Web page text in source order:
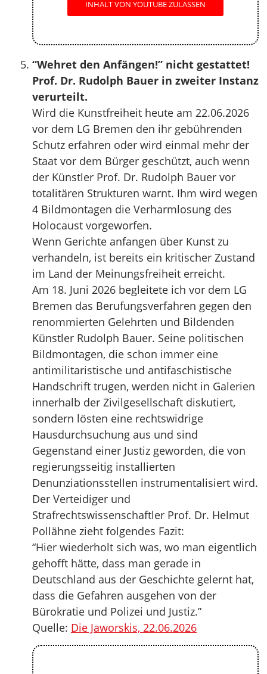
INHALT VON YOUTUBE ZULASSEN
“Wehret den Anfängen!” nicht gestattet!
Prof. Dr. Rudolph Bauer in zweiter Instanz
verurteilt.
Wird die Kunstfreiheit heute am 22.06.2026
vor dem LG Bremen den ihr gebührenden
Schutz erfahren oder wird einmal mehr der
Staat vor dem Bürger geschützt, auch wenn
der Künstler Prof. Dr. Rudolph Bauer vor
totalitären Strukturen warnt. Ihm wird wegen
4 Bildmontagen die Verharmlosung des
Holocaust vorgeworfen.
Wenn Gerichte anfangen über Kunst zu
verhandeln, ist bereits ein kritischer Zustand
im Land der Meinungsfreiheit erreicht.
Am 18. Juni 2026 begleitete ich vor dem LG
Bremen das Berufungsverfahren gegen den
renommierten Gelehrten und Bildenden
Künstler Rudolph Bauer. Seine politischen
Bildmontagen, die schon immer eine
antimilitaristische und antifaschistische
Handschrift trugen, werden nicht in Galerien
innerhalb der Zivilgesellschaft diskutiert,
sondern lösten eine rechtswidrige
Hausdurchsuchung aus und sind
Gegenstand einer Justiz geworden, die von
regierungsseitig installierten
Denunziationsstellen instrumentalisiert wird.
Der Verteidiger und
Strafrechtswissenschaftler Prof. Dr. Helmut
Pollähne zieht folgendes Fazit:
“Hier wiederholt sich was, wo man eigentlich
gehofft hätte, dass man gerade in
Deutschland aus der Geschichte gelernt hat,
dass die Gefahren ausgehen von der
Bürokratie und Polizei und Justiz.”
Quelle: Die Jaworskis, 22.06.2026